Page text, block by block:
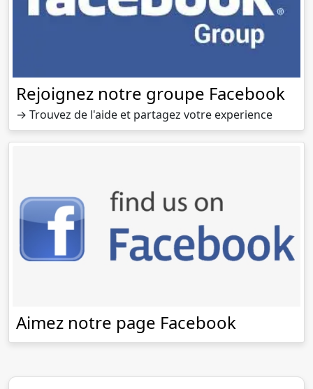
Rejoignez notre groupe Facebook
→ Trouvez de l'aide et partagez votre experience
Aimez notre page Facebook